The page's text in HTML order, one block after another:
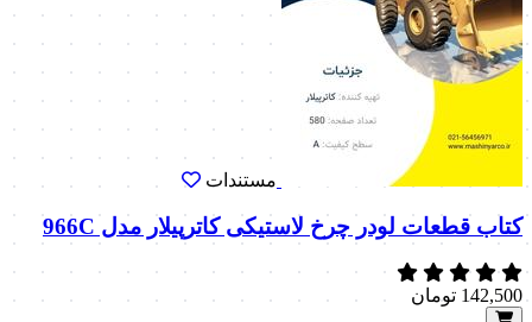
مستندات
کتاب قطعات لودر چرخ لاستیکی کاترپیلار مدل 966C
142,500 تومان